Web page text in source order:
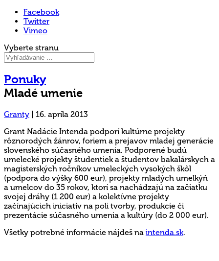
Facebook
Twitter
Vimeo
Vyberte stranu
Ponuky
Mladé umenie
Granty
16. apríla 2013
Grant Nadácie Intenda podporí kultúrne projekty
rôznorodých žánrov, foriem a prejavov mladej generácie
slovenského súčasného umenia. Podporené budú
umelecké projekty študentiek a študentov bakalárskych a
magisterských ročníkov umeleckých vysokých škôl
(podpora do výšky 600 eur), projekty mladých umelkýň
a umelcov do 35 rokov, ktorí sa nachádzajú na začiatku
svojej dráhy (1 200 eur) a kolektívne projekty
začínajúcich iniciatív na poli tvorby, produkcie či
prezentácie súčasného umenia a kultúry (do 2 000 eur).
Všetky potrebné informácie nájdeš na intenda.sk.